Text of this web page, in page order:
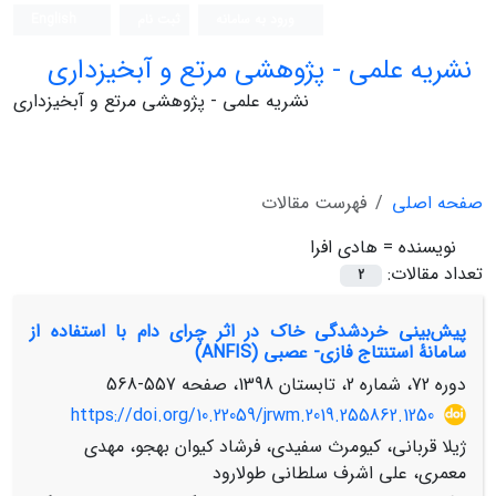
نشریه علمی - پژوهشی مرتع و آبخیزداری
نشریه علمی - پژوهشی مرتع و آبخیزداری
صفحه اصلی
فهرست مقالات
نویسنده = هادی افرا
تعداد مقالات:
2
پیش‌بینی خردشدگی خاک در اثر چرای دام با استفاده از
سامانۀ استنتاج فازی- عصبی (ANFIS)
دوره 72، شماره 2، تابستان 1398، صفحه
557-568
https://doi.org/10.22059/jrwm.2019.255862.1250
ژیلا قربانی، کیومرث سفیدی، فرشاد کیوان بهجو، مهدی
معمری، علی اشرف سلطانی طولارود